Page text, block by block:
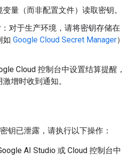
变量（而非配置文件）读取密钥。
：对于生产环境，请将密钥存储在
如 Google Cloud Secret Manager）
Cloud 控制台中设置结算提醒，
增时收到通知。
钥已泄露，请执行以下操作：
AI Studio 或 Cloud 控制台中